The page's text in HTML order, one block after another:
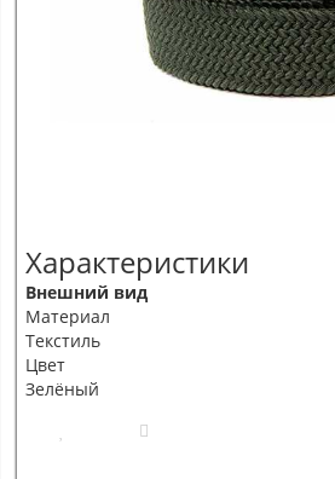
Характеристики
Внешний вид
Материал
Текстиль
Цвет
Зелёный